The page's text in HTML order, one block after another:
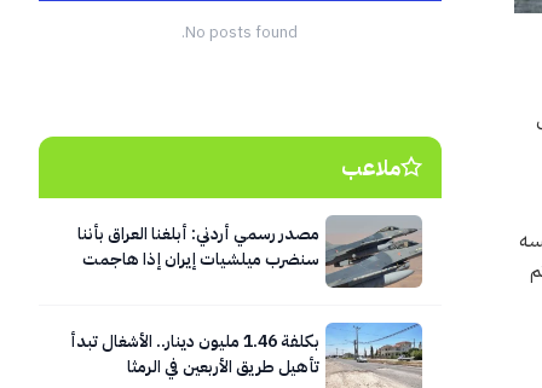
تم
No posts found.
ملاعب
مصدر رسمي أردني: أبلغنا العراق بأننا
سنضرب ميلشيات إيران إذا هاجمت
بكلفة 1.46 مليون دينار.. الأشغال تبدأ
تأهيل طريق الأربعين في الرمثا